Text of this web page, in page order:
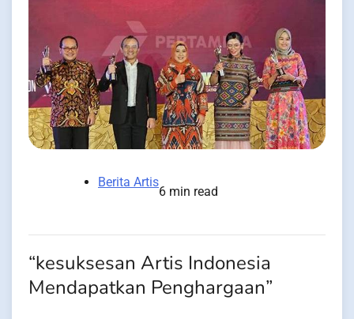
Berita Artis
6 min read
“kesuksesan Artis Indonesia
Mendapatkan Penghargaan”